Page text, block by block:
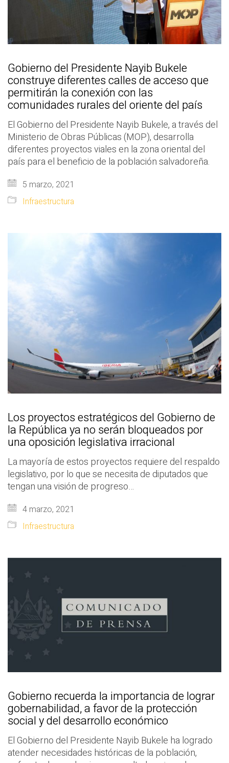
Gobierno del Presidente Nayib Bukele
construye diferentes calles de acceso que
permitirán la conexión con las
comunidades rurales del oriente del país
El Gobierno del Presidente Nayib Bukele, a través del
Ministerio de Obras Públicas (MOP), desarrolla
diferentes proyectos viales en la zona oriental del
país para el beneficio de la población salvadoreña.
5 marzo, 2021
Infraestructura
Los proyectos estratégicos del Gobierno de
la República ya no serán bloqueados por
una oposición legislativa irracional
La mayoría de estos proyectos requiere del respaldo
legislativo, por lo que se necesita de diputados que
tengan una visión de progreso…
4 marzo, 2021
Infraestructura
Gobierno recuerda la importancia de lograr
gobernabilidad, a favor de la protección
social y del desarrollo económico
El Gobierno del Presidente Nayib Bukele ha logrado
atender necesidades históricas de la población,